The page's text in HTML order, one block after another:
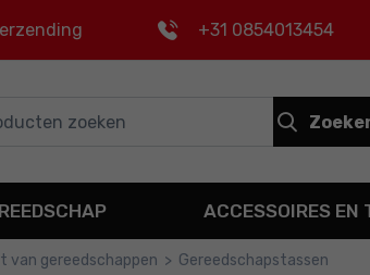
+31 0854013454
ACCESSOIRES EN
van gereedschappen > Gereedschapstassen